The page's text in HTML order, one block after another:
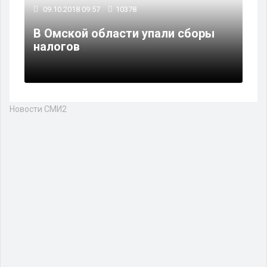
09.10.2018 09:57 10378
В Омской области упали сборы
налогов
Новости СМИ2